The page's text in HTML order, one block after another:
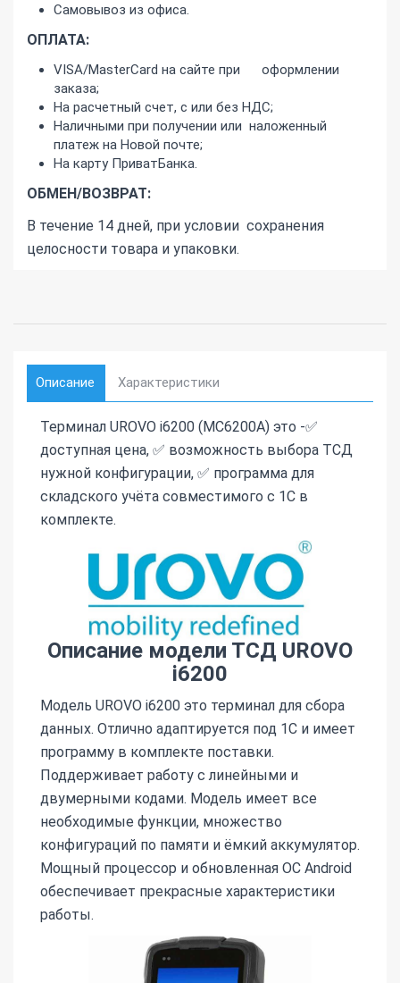
Самовывоз из офиса.
ОПЛАТА:
VISA/MasterCard на сайте при оформлении
заказа;
На расчетный счет, с или без НДС;
Наличными при получении или наложенный
платеж на Новой почте;
На карту ПриватБанка.
ОБМЕН/ВОЗВРАТ:
В течение 14 дней, при условии сохранения
целосности товара и упаковки.
Описание Характеристики
Терминал UROVO i6200 (MC6200A) это -✅
доступная цена, ✅ возможность выбора ТСД
нужной конфигурации, ✅ программа для
складского учёта совместимого с 1С в
комплекте.
Описание модели ТСД UROVO
i6200
Модель UROVO i6200 это терминал для сбора
данных. Отлично адаптируется под 1С и имеет
программу в комплекте поставки.
Поддерживает работу с линейными и
двумерными кодами. Модель имеет все
необходимые функции, множество
конфигураций по памяти и ёмкий аккумулятор.
Мощный процессор и обновленная ОС Android
обеспечивает прекрасные характеристики
работы.